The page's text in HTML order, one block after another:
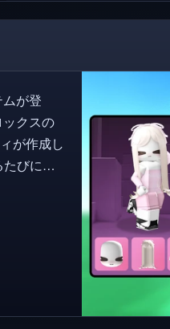
アバターエディター, ア
が登
が作成し
アイテ
ンベン